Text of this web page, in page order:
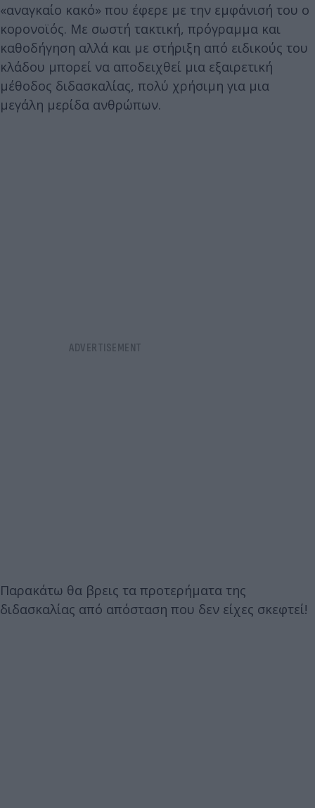
«αναγκαίο κακό» που έφερε με την εμφάνισή του ο
κορονοϊός. Με σωστή τακτική, πρόγραμμα και
καθοδήγηση αλλά και με στήριξη από ειδικούς του
κλάδου μπορεί να αποδειχθεί μια εξαιρετική
μέθοδος διδασκαλίας, πολύ χρήσιμη για μια
μεγάλη μερίδα ανθρώπων.
Παρακάτω θα βρεις τα προτερήματα της
διδασκαλίας από απόσταση που δεν είχες σκεφτεί!